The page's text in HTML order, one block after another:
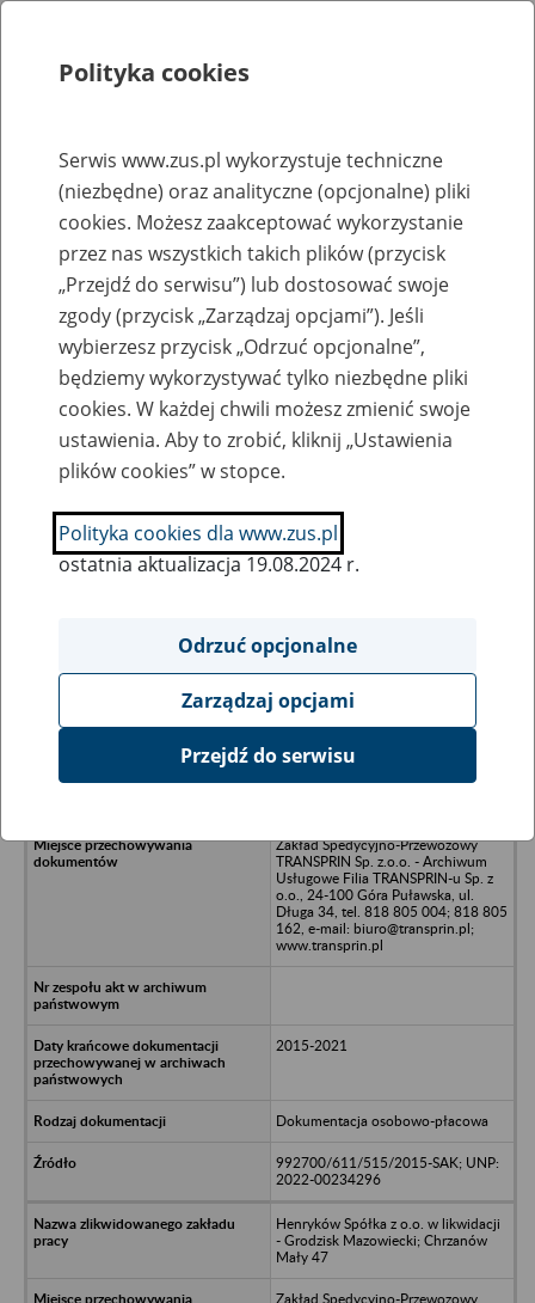
Rejestry, ewidencje i archiwa
Baza zlikwidowanych lub
przekształconych zakładów pracy
Nazwa zakładu pracy:
SZUKAJ
Ukryj wszystkie pozycje bazy
FIR POLAND Spółka z o.o. w
Zakład Spedycyjno-Przewozowy
TRANSPRIN Sp. z.o.o. - Archiwum
Usługowe Filia TRANSPRIN-u Sp. z
o.o., 24-100 Góra Puławska, ul.
Długa 34, tel. 818 805 004; 818 805
162, e-mail: biuro@transprin.pl;
www.transprin.pl
2015-2021
Dokumentacja osobowo-płacowa
992700/611/515/2015-SAK; UNP:
2022-00234296
Henryków Spółka z o.o. w likwidacji
- Grodzisk Mazowiecki; Chrzanów
Mały 47
Zakład Spedycyjno-Przewozowy
Polityka cookies
Serwis www.zus.pl wykorzystuje techniczne
(niezbędne) oraz analityczne (opcjonalne) pliki
cookies. Możesz zaakceptować wykorzystanie
przez nas wszystkich takich plików (przycisk
„Przejdź do serwisu”) lub dostosować swoje
zgody (przycisk „Zarządzaj opcjami”). Jeśli
wybierzesz przycisk „Odrzuć opcjonalne”,
będziemy wykorzystywać tylko niezbędne pliki
cookies. W każdej chwili możesz zmienić swoje
ustawienia. Aby to zrobić, kliknij „Ustawienia
plików cookies” w stopce.
Polityka cookies dla www.zus.pl
ostatnia aktualizacja 19.08.2024 r.
Odrzuć opcjonalne
Zarządzaj opcjami
Przejdź do serwisu